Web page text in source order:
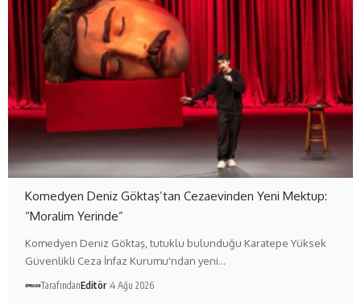
Komedyen Deniz Göktaş’tan Cezaevinden Yeni Mektup:
“Moralim Yerinde”
Komedyen Deniz Göktaş, tutuklu bulunduğu Karatepe Yüksek
Güvenlikli Ceza İnfaz Kurumu'ndan yeni…
TarafındanEditör 4 Ağu 2026